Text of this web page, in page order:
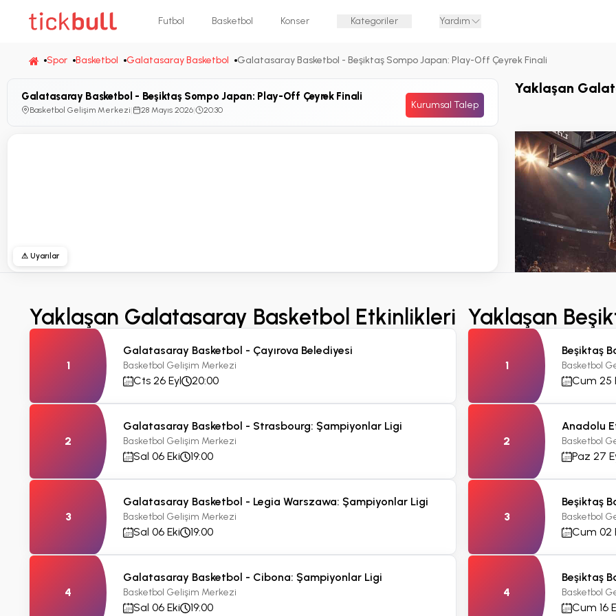
Futbol Basketbol Konser Kategoriler Yardım
Spor Basketbol Galatasaray Basketbol Galatasaray Basketbol - Beşiktaş Sompo Japan: Play-Off Çeyrek Finali
Galatasaray Basketbol - Beşiktaş Sompo Japan: Play-Off Çeyrek Finali
Basketbol Gelişim Merkezi| 28 Mayıs 2026| 20:30 Kurumsal Talep
⚠ Uyarılar
Yaklaşan
Galatasaray
Çayırova
Basketbol
Cts 26 Eyl
Aktif olarak
Yaklaşan Galatasaray Basketbol Etkinlikleri
1
Galatasaray Basketbol - Çayırova Belediyesi
Basketbol Gelişim Merkezi
Cts 26 Eyl 20:00
2
Galatasaray Basketbol - Strasbourg: Şampiyonlar Ligi
Basketbol Gelişim Merkezi
Sal 06 Eki 19:00
3
Galatasaray Basketbol - Legia Warszawa: Şampiyonlar Ligi
Basketbol Gelişim Merkezi
Sal 06 Eki 19:00
4
Galatasaray Basketbol - Cibona: Şampiyonlar Ligi
Basketbol Gelişim Merkezi
Sal 06 Eki 19:00
Yaklaşan
1
Beşiktaş
Basketbol
Cum 25
2
Anadolu
Basketbol
Paz 27
3
Beşiktaş
Basketbol
Cum 02
4
Beşiktaş
Basketbol
Cum 16